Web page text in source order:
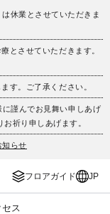
休業とさせていただきま
とさせていただきます。
す。ご了承ください。
謹んでお見舞い申しあげ
祈り申しあげます。
知らせ
フロアガイド JP
ス